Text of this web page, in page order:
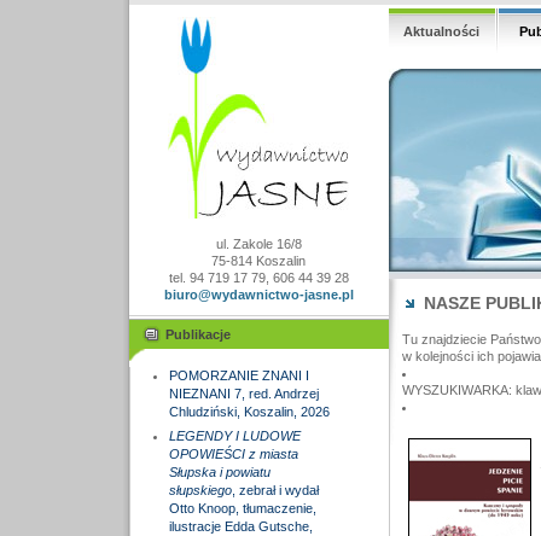
ul. Zakole 16/8
75-814 Koszalin
tel. 94 719 17 79, 606 44 39 28
biuro@wydawnictwo-jasne.pl
Publikacje
POMORZANIE ZNANI I
NIEZNANI 7, red. Andrzej
Chludziński, Koszalin, 2026
LEGENDY I LUDOWE
OPOWIEŚCI z miasta
Słupska i powiatu
słupskiego, zebrał i wydał
Otto Knoop, tłumaczenie,
ilustracje Edda Gutsche,
Aktualności
NASZE
Tu znajdziecie
w kolejności ich
WYSZUKIWARKA: